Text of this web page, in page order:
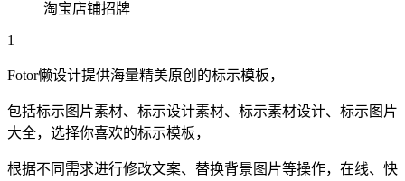
淘宝店铺招牌
1
Fotor懒设计提供海量精美原创的标示模板，
包括标示 图片素材、 标示设计素材、 标示素材设计、 标示 图片
大全，选择你喜欢的标示模板，
根据不同需求进行修改文案、替换背景图片等操作，在线、快